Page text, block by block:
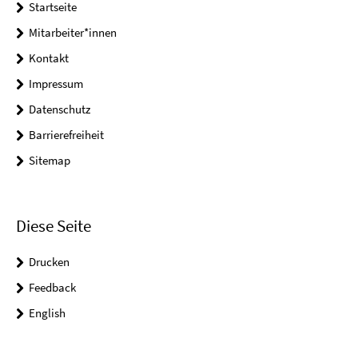
Startseite
Mitarbeiter*innen
Kontakt
Impressum
Datenschutz
Barrierefreiheit
Sitemap
Diese Seite
Drucken
Feedback
English